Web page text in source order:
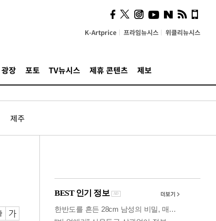
K-Artprice 프라임뉴시스 위클리뉴시스
광장 포토 TV뉴시스 제휴 콘텐츠 제보
제주
카페사장들 "배달플랫폼 상
생안이 더 절실"